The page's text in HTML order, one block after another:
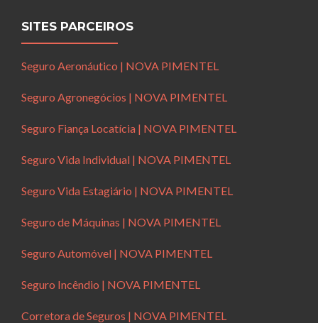
SITES PARCEIROS
Seguro Aeronáutico | NOVA PIMENTEL
Seguro Agronegócios | NOVA PIMENTEL
Seguro Fiança Locatícia | NOVA PIMENTEL
Seguro Vida Individual | NOVA PIMENTEL
Seguro Vida Estagiário | NOVA PIMENTEL
Seguro de Máquinas | NOVA PIMENTEL
Seguro Automóvel | NOVA PIMENTEL
Seguro Incêndio | NOVA PIMENTEL
Corretora de Seguros | NOVA PIMENTEL